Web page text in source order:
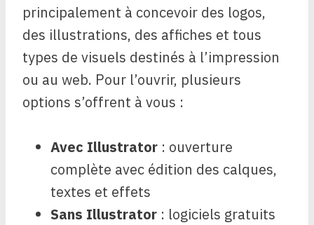
principalement à concevoir des logos,
des illustrations, des affiches et tous
types de visuels destinés à l’impression
ou au web. Pour l’ouvrir, plusieurs
options s’offrent à vous :
Avec Illustrator : ouverture
complète avec édition des calques,
textes et effets
Sans Illustrator : logiciels gratuits